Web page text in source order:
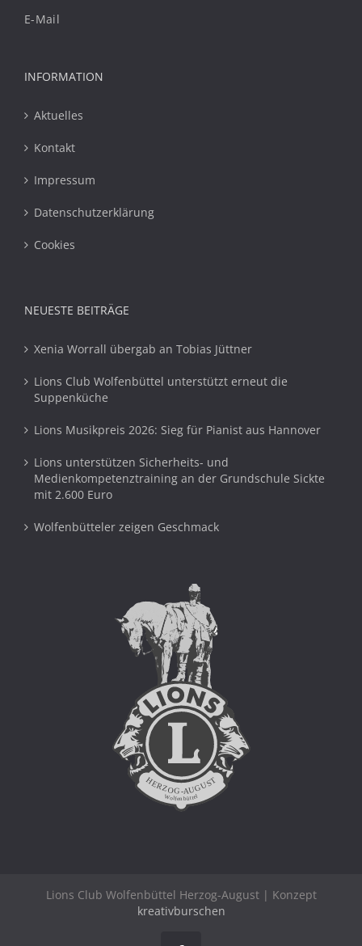
E-Mail
INFORMATION
Aktuelles
Kontakt
Impressum
Datenschutzerklärung
Cookies
NEUESTE BEITRÄGE
Xenia Worrall übergab an Tobias Jüttner
Lions Club Wolfenbüttel unterstützt erneut die
Suppenküche
Lions Musikpreis 2026: Sieg für Pianist aus Hannover
Lions unterstützen Sicherheits- und
Medienkompetenztraining an der Grundschule Sickte
mit 2.600 Euro
Wolfenbütteler zeigen Geschmack
Lions Club Wolfenbüttel Herzog-August | Konzept
kreativburschen